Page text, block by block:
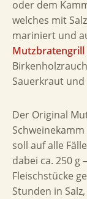
oder dem
welches mit
mariniert und
Mutzbratengrill
Sauerkraut
Der Original
soll auf alle
dabei ca. 250 g
Fleischstücke
Stunden in